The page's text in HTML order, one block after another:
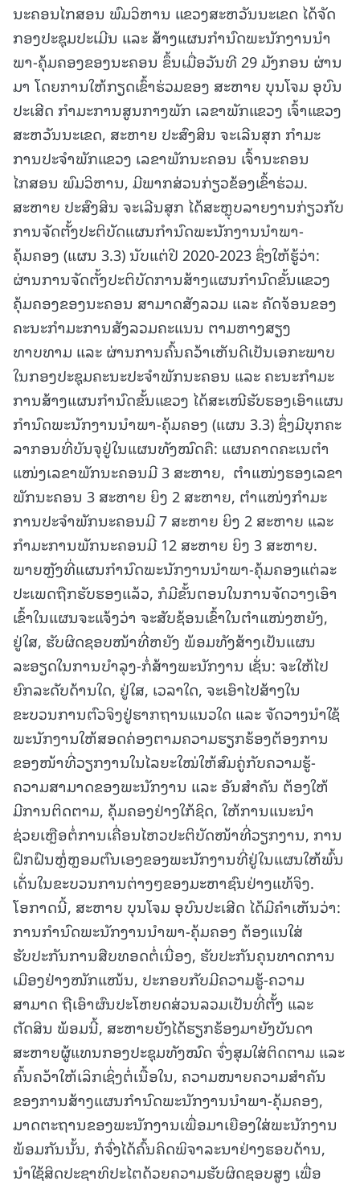
ນະຄອນໄກສອນ ພົມວິຫານ ແຂວງສະຫວັນນະເຂດ ໄດ້ຈັດ
ກອງປະຊຸມປະເມີນ ແລະ ສ້າງແຜນກໍານົດພະນັກງານນໍາ
ພາ-ຄຸ້ມຄອງຂອງນະຄອນ ຂຶ້ນເມື່ອວັນທີ 29 ມັງກອນ ຜ່ານ
ມາ ໂດຍການໃຫ້ກຽດເຂົ້າຮ່ວມຂອງ ສະຫາຍ ບຸນໂຈມ ອຸບົນ
ປະເສີດ ກຳມະການສູນກາງພັກ ເລຂາພັກແຂວງ ເຈົ້າແຂວງ
ສະຫວັນນະເຂດ, ສະຫາຍ ປະສົງສິນ ຈະເລີນສຸກ ກໍາມະ
ການປະຈຳພັກແຂວງ ເລຂາພັກນະຄອນ ເຈົ້ານະຄອນ
ໄກສອນ ພົມວິຫານ, ມີພາກສ່ວນກ່ຽວຂ້ອງເຂົ້າຮ່ວມ.
ສະຫາຍ ປະສົງສິນ ຈະເລີນສຸກ ໄດ້ສະຫຼຸບລາຍງານກ່ຽວກັບ
ການຈັດຕັ້ງປະຕິບັດແຜນກໍານົດພະນັກງານນໍາພາ-
ຄຸ້ມຄອງ (ແຜນ 3.3) ນັບແຕ່ປີ 2020-2023 ຊຶ່ງໃຫ້ຮູ້ວ່າ:
ຜ່ານການຈັດຕັ້ງປະຕິບັດການສ້າງແຜນກຳນົດຂັ້ນແຂວງ
ຄຸ້ມຄອງຂອງນະຄອນ ສາມາດສັງລວມ ແລະ ຄັດຈ້ອນຂອງ
ຄະນະກໍາມະການສັງລວມຄະແນນ ຕາມຫາງສຽງ
ທາບທາມ ແລະ ຜ່ານການຄົ້ນຄວ້າເຫັນດີເປັນເອກະພາບ
ໃນກອງປະຊຸມຄະນະປະຈໍາພັກນະຄອນ ແລະ ຄະນະກໍາມະ
ການສ້າງແຜນກໍານົດຂັ້ນແຂວງ ໄດ້ສະເໜີຮັບຮອງເອົາແຜນ
ກໍານົດພະນັກງານນໍາພາ-ຄຸ້ມຄອງ (ແຜນ 3.3) ຊຶ່ງມີບຸກຄະ
ລາກອນທີ່ບັນຈຸຢູ່ໃນແຜນທັງໝົດຄື: ແຜນຄາດຄະເນຕໍາ
ແໜ່ງເລຂາພັກນະຄອນມີ 3 ສະຫາຍ, ຕໍາແໜ່ງຮອງເລຂາ
ພັກນະຄອນ 3 ສະຫາຍ ຍິງ 2 ສະຫາຍ, ຕໍາແໜ່ງກໍາມະ
ການປະຈໍາພັກນະຄອນມີ 7 ສະຫາຍ ຍິງ 2 ສະຫາຍ ແລະ
ກໍາມະການພັກນະຄອນມີ 12 ສະຫາຍ ຍິງ 3 ສະຫາຍ.
ພາຍຫຼັງທີ່ແຜນກໍານົດພະນັກງານນໍາພາ-ຄຸ້ມຄອງແຕ່ລະ
ປະເພດຖືກຮັບຮອງແລ້ວ, ກໍມີຂັ້ນຕອນໃນການຈັດວາງເອົາ
ເຂົ້າໃນແຜນຈະແຈ້ງວ່າ ຈະສັບຊ້ອນເຂົ້າໃນຕໍາແໜ່ງຫຍັງ,
ຢູ່ໃສ, ຮັບຜິດຊອບໜ້າທີ່ຫຍັງ ພ້ອມທັງສ້າງເປັນແຜນ
ລະອຽດໃນການບໍາລຸງ-ກໍ່ສ້າງພະນັກງານ ເຊັ່ນ: ຈະໃຫ້ໄປ
ຍົກລະດັບດ້ານໃດ, ຢູ່ໃສ, ເວລາໃດ, ຈະເອົາໄປສ້າງໃນ
ຂະບວນການຕົວຈິງຢູ່ຮາກຖານແນວໃດ ແລະ ຈັດວາງນໍາໃຊ້
ພະນັກງານໃຫ້ສອດຄ່ອງຕາມຄວາມຮຽກຮ້ອງຕ້ອງການ
ຂອງໜ້າທີ່ວຽກງານໃນໄລຍະໃໝ່ໃຫ້ສົມຄູ່ກັບຄວາມຮູ້-
ຄວາມສາມາດຂອງພະນັກງານ ແລະ ອັນສໍາຄັນ ຕ້ອງໃຫ້
ມີການຕິດຕາມ, ຄຸ້ມຄອງຢ່າງໃກ້ຊິດ, ໃຫ້ການແນະນໍາ
ຊ່ວຍເຫຼືອຕໍ່ການເຄື່ອນໄຫວປະຕິບັດໜ້າທີ່ວຽກງານ, ການ
ຝຶກຝົນຫຼໍ່ຫຼອມຕົນເອງຂອງພະນັກງານທີ່ຢູ່ໃນແຜນໃຫ້ພົ້ນ
ເດັ່ນໃນຂະບວນການຕ່າງໆຂອງມະຫາຊົນຢ່າງແທ້ຈິງ.
ໂອກາດນີ້, ສະຫາຍ ບຸນໂຈມ ອຸບົນປະເສີດ ໄດ້ມີຄໍາເຫັນວ່າ:
ການກໍານົດພະນັກງານນໍາພາ-ຄຸ້ມຄອງ ຕ້ອງແນໃສ່
ຮັບປະກັນການສືບທອດຕໍ່ເນື່ອງ, ຮັບປະກັນຄຸນທາດການ
ເມືອງຢ່າງໜັກແໜ້ນ, ປະກອບກັບມີຄວາມຮູ້-ຄວາມ
ສາມາດ ຖືເອົາຜົນປະໂຫຍດສ່ວນລວມເປັນທີ່ຕັ້ງ ແລະ
ຕັດສິນ ພ້ອມນີ້, ສະຫາຍຍັງໄດ້ຮຽກຮ້ອງມາຍັງບັນດາ
ສະຫາຍຜູ້ແທນກອງປະຊຸມທັງໝົດ ຈົ່ງສຸມໃສ່ຕິດຕາມ ແລະ
ຄົ້ນຄວ້າໃຫ້ເລິກເຊິ່ງຕໍ່ເນື້ອໃນ, ຄວາມໜາຍຄວາມສຳຄັນ
ຂອງການສ້າງແຜນກຳນົດພະນັກງານນຳພາ-ຄຸ້ມຄອງ,
ມາດຕະຖານຂອງພະນັກງານເພື່ອມາເຍືອງໃສ່ພະນັກງານ
ພ້ອມກັນນັ້ນ, ກໍຈົ່ງໄດ້ຄົ້ນຄິດພິຈາລະນາຢ່າງຮອບດ້ານ,
ນຳໃຊ້ສິດປະຊາທິປະໄຕດ້ວຍຄວາມຮັບຜິດຊອບສູງ ເພື່ອ